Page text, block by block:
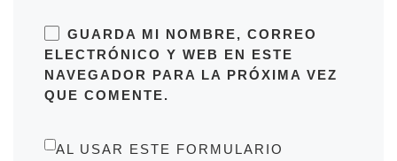
GUARDA MI NOMBRE, CORREO
ELECTRÓNICO Y WEB EN ESTE
NAVEGADOR PARA LA PRÓXIMA VEZ
QUE COMENTE.
AL USAR ESTE FORMULARIO